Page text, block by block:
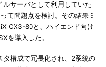
ルサーバとして利用していた
て問題点を検討。その結果ミ
CX3-80と、ハイエンド向け
を導入した。
構成で冗長化され、2系統の